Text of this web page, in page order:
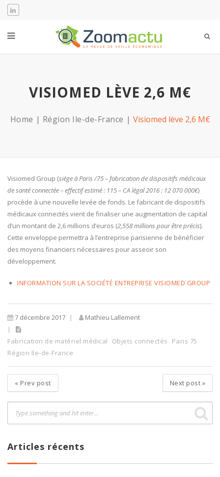
VISIOMED LÈVE 2,6 M€
Home Région Ile-de-France Visiomed lève 2,6 M€
Visiomed Group (siège à Paris /75 – fabrication de dispositifs médicaux
de santé connectée – effectif estimé : 115 – CA légal 2016 : 12 070 000€)
procède à une nouvelle levée de fonds. Le fabricant de dispositifs
médicaux connectés vient de finaliser une augmentation de capital
d’un montant de 2,6 millions d’euros (2,558 millions pour être précis).
Cette enveloppe permettra à l’entreprise parisienne de bénéficier
des moyens financiers nécessaires pour asseoir son
développement.
INFORMATION SUR LA SOCIÉTÉ ENTREPRISE VISIOMED GROUP
7 décembre 2017 Mathieu Lallement
Fabrication de matériel médical Objets connectés
Paris 75
Région Ile-de-France
« Prev post Next post »
Articles récents